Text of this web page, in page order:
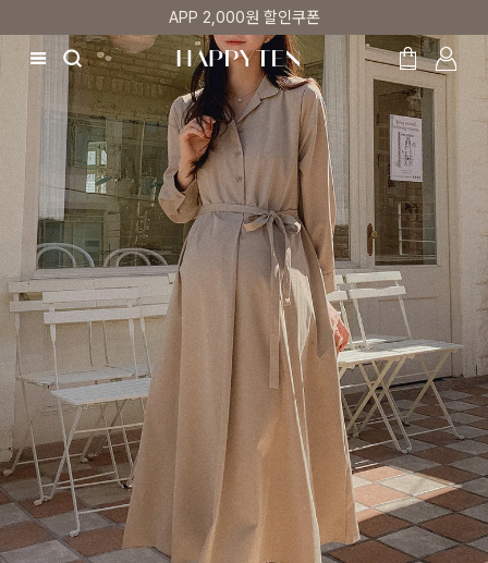
APP 2,000원 할인쿠폰